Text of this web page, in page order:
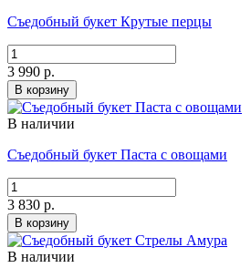
Съедобный букет Крутые перцы
3 990 р.
В корзину
В наличии
Съедобный букет Паста с овощами
3 830 р.
В корзину
В наличии